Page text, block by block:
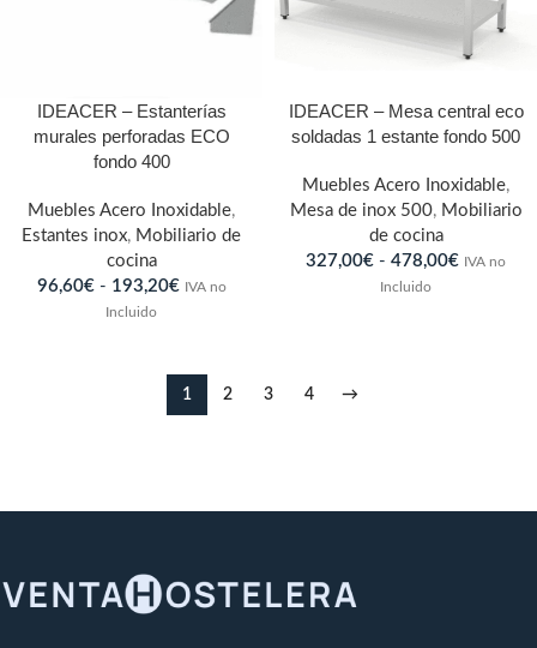
IDEACER – Estanterías
murales perforadas ECO
fondo 400
Muebles Acero Inoxidable,
Estantes inox, Mobiliario de
cocina
96,60€ - 193,20€ IVA no
Incluido
IDEACER – Mesa central eco
soldadas 1 estante fondo 500
Muebles Acero Inoxidable,
Mesa de inox 500, Mobiliario
de cocina
327,00€ - 478,00€ IVA no
Incluido
1 2 3 4 →